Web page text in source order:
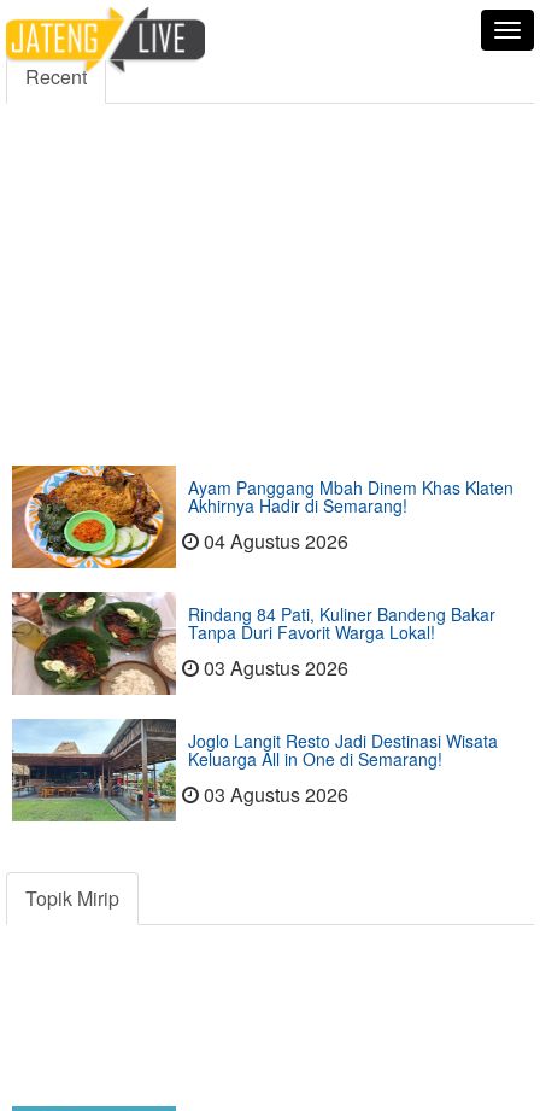
5000 Fans Followers
Recent
Ayam Panggang Mbah Dinem Khas Klaten
Akhirnya Hadir di Semarang!
04 Agustus 2026
Rindang 84 Pati, Kuliner Bandeng Bakar
Tanpa Duri Favorit Warga Lokal!
03 Agustus 2026
Joglo Langit Resto Jadi Destinasi Wisata
Keluarga All in One di Semarang!
03 Agustus 2026
Topik Mirip